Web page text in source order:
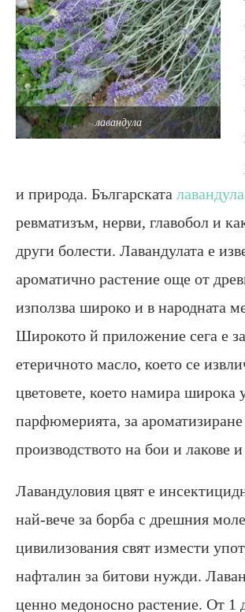
лавандула
и природа. Българската лавандула
ревматизъм, нерви, главобол и
други болести. Лавандулата е
ароматично растение още от
използва широко и в народната
Широкото й приложение сега е
етеричното масло, което се
цветовете, което намира широка
парфюмерията, за
производството на бои и лакове
Лавандуловия цвят е
най-вече за борба с дрешния
цивилизования свят измести
нафталин за битови нужди.
ценно медоносно растение. От 1